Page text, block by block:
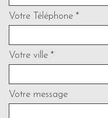
Votre Téléphone *
Votre ville *
Votre message